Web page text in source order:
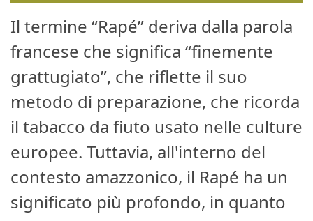
Il termine “Rapé” deriva dalla parola
francese che significa “finemente
grattugiato”, che riflette il suo
metodo di preparazione, che ricorda
il tabacco da fiuto usato nelle culture
europee. Tuttavia, all'interno del
contesto amazzonico, il Rapé ha un
significato più profondo, in quanto